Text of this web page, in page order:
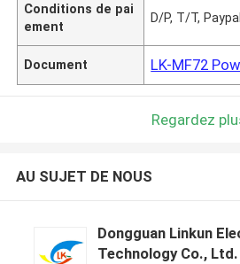
Conditions de pai
ement
D/P, T/T,
Document LK-MF72
Regardez
AU SUJET DE NOUS
Dongguan Linkun
Technology Co.,